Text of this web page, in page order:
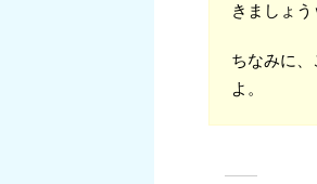
きましょう
ちなみに
よ。